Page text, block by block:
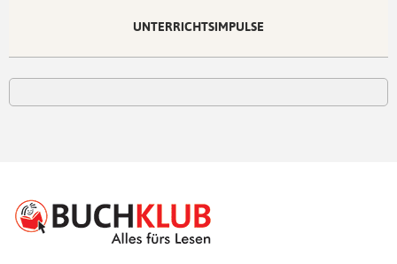
UNTERRICHTSIMPULSE